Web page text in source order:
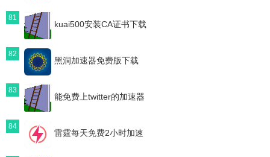
81
kuai500安装CA证书下载
82
黑洞加速器免费版下载
83
能免费上twitter的加速器
84
雷霆每天免费2小时加速